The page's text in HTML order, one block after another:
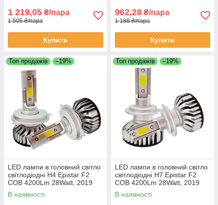
1 219,05 ₴/пара
1 505 ₴/пара
Купити
962,28 ₴/пара
1 188 ₴/пара
Купити
Топ продажів –19%
LED лампи в головний світло
світлодіодні H4 Epistar F2
COB 4200Lm 28Watt, 2019
В наявності
Топ продажів –19%
LED лампи в головний світло
світлодіодні H7 Epistar F2
COB 4200Lm 28Watt, 2019
В наявності